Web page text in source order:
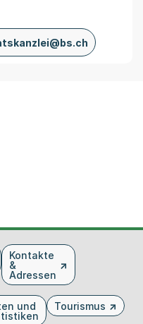
Kontakte
&
Adressen
und
Tourismus